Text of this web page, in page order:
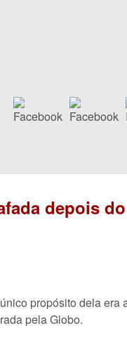
depois
propósito dela era
pela Globo.